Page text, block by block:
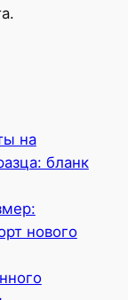
на
бланк
нового